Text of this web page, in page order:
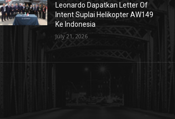
Leonardo Dapatkan Letter Of
Intent Suplai Helikopter AW149
Ke Indonesia
July 21, 2026